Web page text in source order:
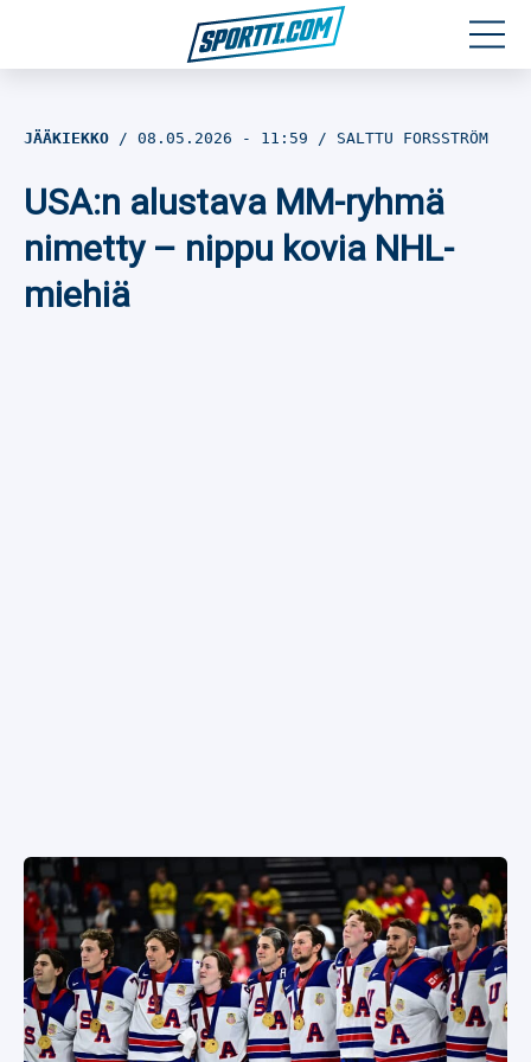
Jalkapallo
Yleisurheilu
JÄÄKIEKKO 08.05.2026 - 11:59 SALTTU FORSSTRÖM
USA:n alustava MM-ryhmä
nimetty – nippu kovia NHL-
miehiä